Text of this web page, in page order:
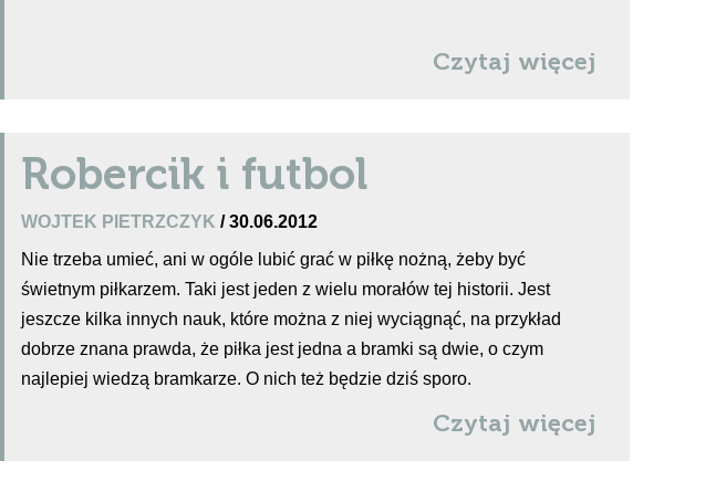
Czytaj więcej
Robercik i futbol
WOJTEK PIETRZCZYK / 30.06.2012
Nie trzeba umieć, ani w ogóle lubić grać w piłkę nożną, żeby być
świetnym piłkarzem. Taki jest jeden z wielu morałów tej historii. Jest
jeszcze kilka innych nauk, które można z niej wyciągnąć, na przykład
dobrze znana prawda, że piłka jest jedna a bramki są dwie, o czym
najlepiej wiedzą bramkarze. O nich też będzie dziś sporo.
Czytaj więcej